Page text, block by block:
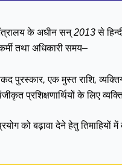
के अधीन सन्2013से
तथा अधिकारी समय–
पुरस्कार,एक मुस्त राशि,
प्रशिक्षणार्थियों के लिए
को बढ़ावा देने हेतु तिमाहियों में